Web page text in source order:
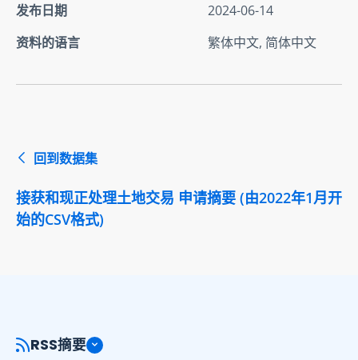
发布日期
2024-06-14
资料的语言
繁体中文, 简体中文
回到数据集
接获和现正处理土地交易 申请摘要 (由2022年1月开
始的CSV格式)
RSS摘要